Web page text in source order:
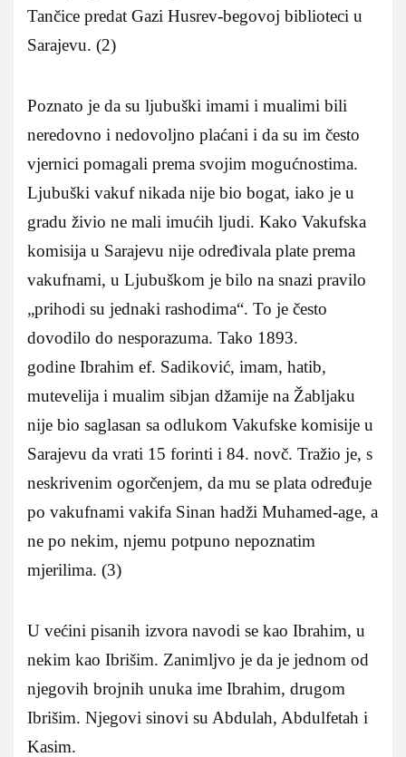
Tančice predat Gazi Husrev-begovoj biblioteci u
Sarajevu. (2)
Poznato je da su ljubuški imami i mualimi bili
neredovno i nedovoljno plaćani i da su im često
vjernici pomagali prema svojim mogućnostima.
Ljubuški vakuf nikada nije bio bogat, iako je u
gradu živio ne mali imućih ljudi. Kako Vakufska
komisija u Sarajevu nije određivala plate prema
vakufnami, u Ljubuškom je bilo na snazi pravilo
„prihodi su jednaki rashodima“. To je često
dovodilo do nesporazuma. Tako 1893.
godine Ibrahim ef. Sadiković, imam, hatib,
mutevelija i mualim sibjan džamije na Žabljaku
nije bio saglasan sa odlukom Vakufske komisije u
Sarajevu da vrati 15 forinti i 84. novč. Tražio je, s
neskrivenim ogorčenjem, da mu se plata određuje
po vakufnami vakifa Sinan hadži Muhamed-age, a
ne po nekim, njemu potpuno nepoznatim
mjerilima. (3)
U većini pisanih izvora navodi se kao Ibrahim, u
nekim kao Ibrišim. Zanimljvo je da je jednom od
njegovih brojnih unuka ime Ibrahim, drugom
Ibrišim. Njegovi sinovi su Abdulah, Abdulfetah i
Kasim.